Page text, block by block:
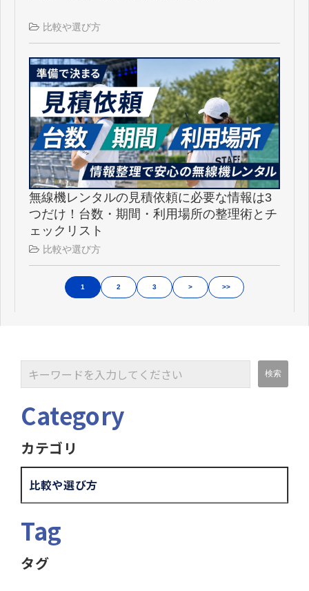
比較や選び方
無線機レンタルの見積依頼に必要な情報は3
つだけ！台数・期間・利用場所の整理術とチ
ェックリスト
比較や選び方
1 2 3 > >>
Category
カテゴリ
比較や選び方
Tag
タグ